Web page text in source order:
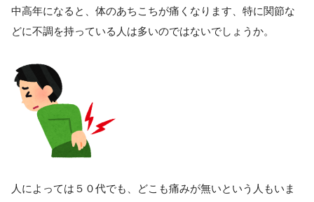
中高年になると、体のあちこちが痛くなります、特に関節な
どに不調を持っている人は多いのではないでしょうか。
人によっては５０代でも、どこも痛みが無いという人もいま